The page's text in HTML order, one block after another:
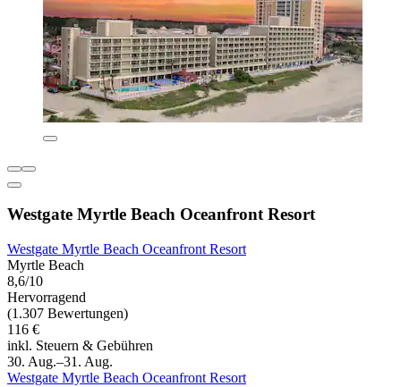
Westgate Myrtle Beach Oceanfront Resort
Westgate Myrtle Beach Oceanfront Resort
Myrtle Beach
8,6/10
Hervorragend
(1.307 Bewertungen)
116 €
inkl. Steuern & Gebühren
30. Aug.–31. Aug.
Westgate Myrtle Beach Oceanfront Resort